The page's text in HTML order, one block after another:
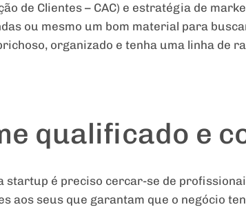
de Clientes – CAC) e estratégia de
ou mesmo um bom material para
organizado e tenha uma linha de
qualificado e
startup é preciso cercar-se de
aos seus que garantam que o negócio